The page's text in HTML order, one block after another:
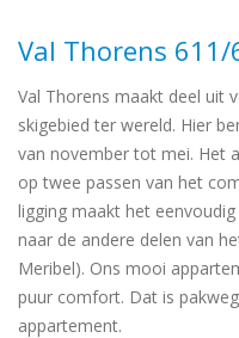
Val Thorens 611/
Val Thorens maakt deel uit
skigebied ter wereld. Hier
van november tot mei. Het
op twee passen van het
ligging maakt het
naar de andere delen van
Meribel). Ons mooi
puur comfort. Dat is
appartement.